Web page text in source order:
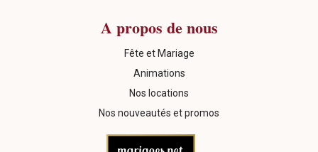
A propos de nous
Fête et Mariage
Animations
Nos locations
Nos nouveautés et promos